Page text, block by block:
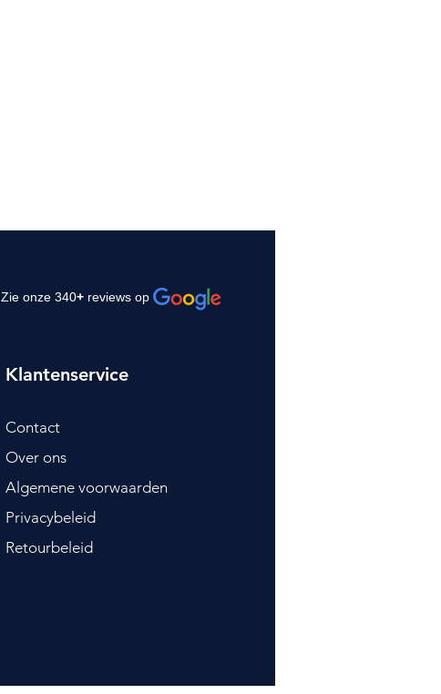
Zie onze 340+ reviews op
Klantenservice
Contact
Over ons
Algemene voorwaarden
Privacybeleid
Retourbeleid